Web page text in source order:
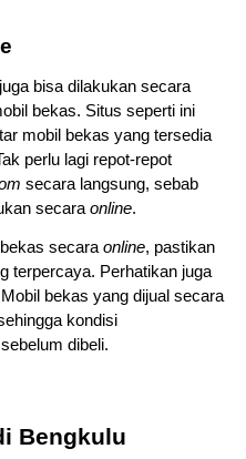
bekas. Situs seperti ini
mobil bekas yang tersedia
perlu lagi repot-repot
secara langsung, sebab
secara online.
secara online, pastikan
terpercaya. Perhatikan juga
kondisi mobil sedetail mungkin. Mobil bekas yang dijual secara
kondisi
dibeli.
Bengkulu